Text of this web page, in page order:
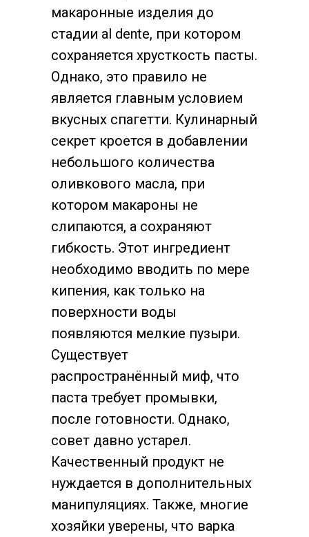
макаронные изделия до
стадии al dente, при котором
сохраняется хрусткость пасты.
Однако, это правило не
является главным условием
вкусных спагетти. Кулинарный
секрет кроется в добавлении
небольшого количества
оливкового масла, при
котором макароны не
слипаются, а сохраняют
гибкость. Этот ингредиент
необходимо вводить по мере
кипения, как только на
поверхности воды
появляются мелкие пузыри.
Существует
распространённый миф, что
паста требует промывки,
после готовности. Однако,
совет давно устарел.
Качественный продукт не
нуждается в дополнительных
манипуляциях. Также, многие
хозяйки уверены, что варка